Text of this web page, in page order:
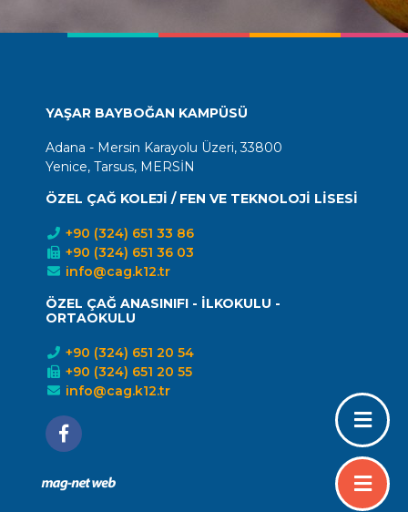
YAŞAR BAYBOĞAN KAMPÜSÜ
Adana - Mersin Karayolu Üzeri, 33800
Yenice, Tarsus, MERSİN
ÖZEL ÇAĞ KOLEJİ / FEN VE TEKNOLOJİ LİSESİ
+90 (324) 651 33 86
+90 (324) 651 36 03
info@cag.k12.tr
ÖZEL ÇAĞ ANASINIFI - İLKOKULU -
ORTAOKULU
+90 (324) 651 20 54
+90 (324) 651 20 55
info@cag.k12.tr